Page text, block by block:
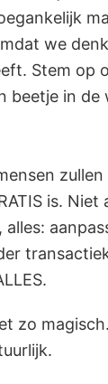
we
Stem op
beetje in de
is.
alles:
zo